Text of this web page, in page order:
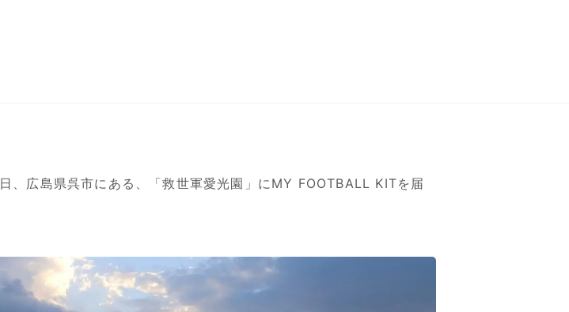
日、広島県呉市にある、「救世軍愛光園」に MY FOOTBALL KITを届